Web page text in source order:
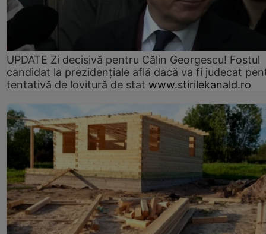
UPDATE Zi decisivă pentru Călin Georgescu! Fostul
candidat la prezidențiale află dacă va fi judecat
tentativă de lovitură de stat www.stirilekanald.ro